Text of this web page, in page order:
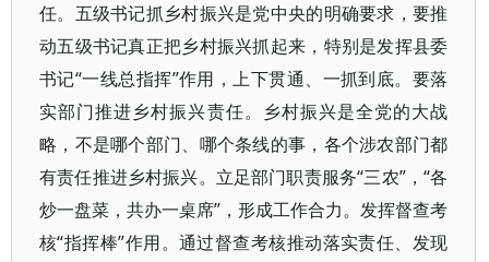
任。五级书记抓乡村振兴是党中央的明确要求，要推
动五级书记真正把乡村振兴抓起来，特别是发挥县委
书记“一线总指挥”作用，上下贯通、一抓到底。要落
实部门推进乡村振兴责任。乡村振兴是全党的大战
略，不是哪个部门、哪个条线的事，各个涉农部门都
有责任推进乡村振兴。立足部门职责服务“三农”，“各
炒一盘菜，共办一桌席”，形成工作合力。发挥督查考
核“指挥棒”作用。通过督查考核推动落实责任、发现